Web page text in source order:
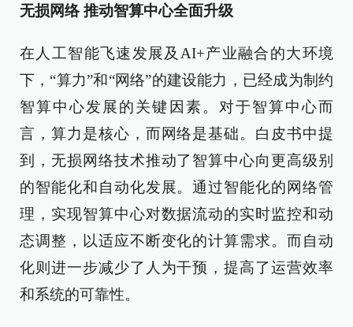
无损网络 推动智算中心全面升级
在人工智能飞速发展及AI+产业融合的大环境
下，“算力”和“网络”的建设能力，已经成为制约
智算中心发展的关键因素。对于智算中心而
言，算力是核心，而网络是基础。白皮书中提
到，无损网络技术推动了智算中心向更高级别
的智能化和自动化发展。通过智能化的网络管
理，实现智算中心对数据流动的实时监控和动
态调整，以适应不断变化的计算需求。而自动
化则进一步减少了人为干预，提高了运营效率
和系统的可靠性。